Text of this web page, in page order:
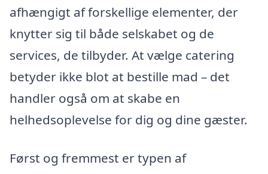
afhængigt af forskellige elementer, der
knytter sig til både selskabet og de
services, de tilbyder. At vælge catering
betyder ikke blot at bestille mad – det
handler også om at skabe en
helhedsoplevelse for dig og dine gæster.
Først og fremmest er typen af